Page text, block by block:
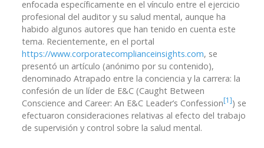
enfocada específicamente en el vínculo entre el ejercicio
profesional del auditor y su salud mental, aunque ha
habido algunos autores que han tenido en cuenta este
tema. Recientemente, en el portal
https://www.corporatecomplianceinsights.com, se
presentó un artículo (anónimo por su contenido),
denominado Atrapado entre la conciencia y la carrera: la
confesión de un líder de E&C (Caught Between
Conscience and Career: An E&C Leader’s Confession[1]) se
efectuaron consideraciones relativas al efecto del trabajo
de supervisión y control sobre la salud mental.